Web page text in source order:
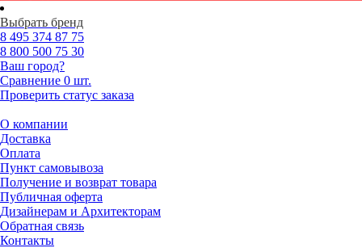
Выбрать бренд
8 495 374 87 75
8 800 500 75 30
Ваш город?
Сравнение 0 шт.
Проверить статус заказа
О компании
Доставка
Оплата
Пункт самовывоза
Получение и возврат товара
Публичная оферта
Дизайнерам и Архитекторам
Обратная связь
Контакты